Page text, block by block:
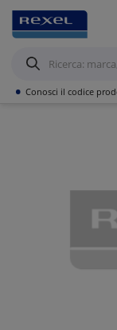
• Conosci il codice
Prodotti /Canalizzazioni
Derivazioni e accessori